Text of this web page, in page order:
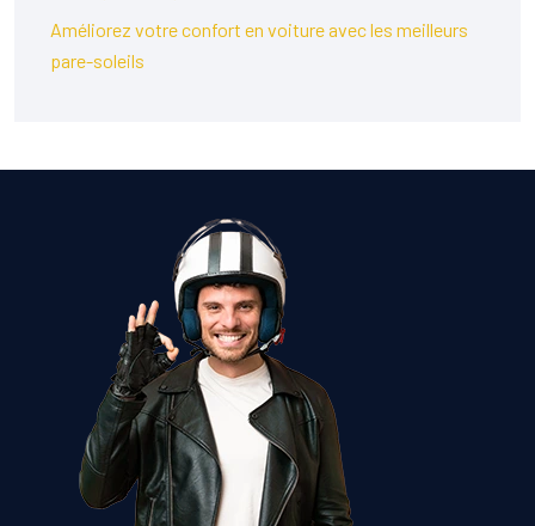
Améliorez votre confort en voiture avec les meilleurs
pare-soleils